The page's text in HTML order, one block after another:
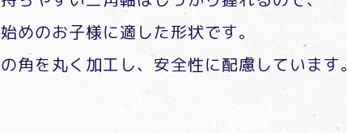
めのお子様に適した形状です。
角を丸く加工し、安全性に配慮しています。